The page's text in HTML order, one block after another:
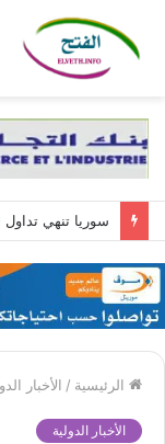
سوريا تنهي تداول
الرئيسية / الأخبار
الأخبار الدولية